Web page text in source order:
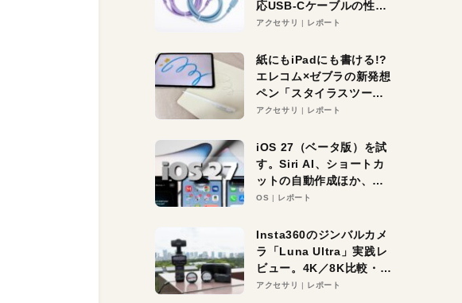
応USB-Cケーブルの性能
を検証。超コスパの1本を
アクセサリ レポート
紙にもiPadにも書ける!?
エレコム×ゼブラの新発想
ペン「スタイラスツーウ
ェイ」レビュー。持ち替
アクセサリ レポート
iOS 27（ベータ版）を試
す。Siri AI、ショートカ
ットの自動作成ほか、期
待大の便利機能5選。
る未来はすぐそこ！
OS レポート
Insta360のジンバルカメ
ラ「Luna Ultra」実践レ
ビュー。4K／8K比較・ズ
ーム・夜間撮影をチェッ
アクセサリ レポート